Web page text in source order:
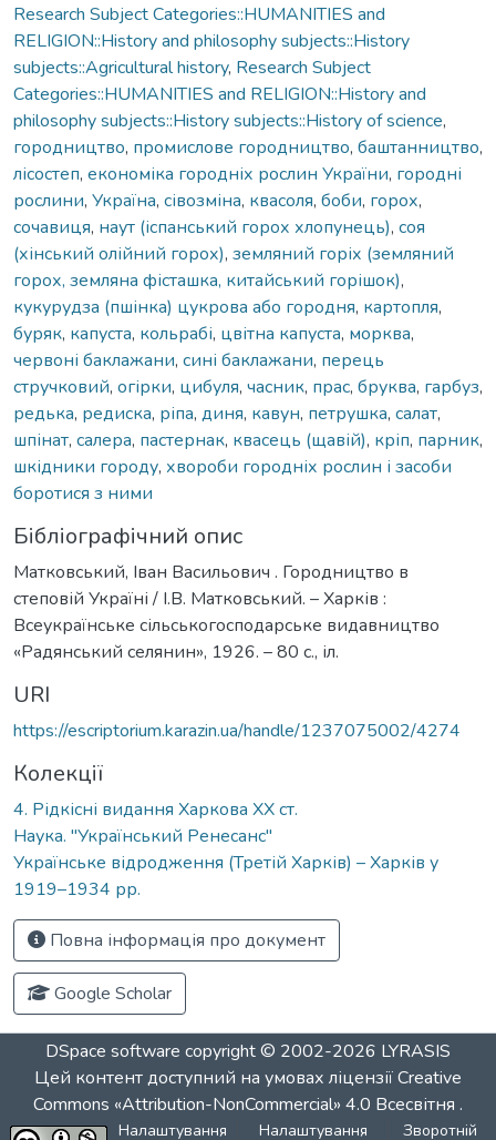
Research Subject Categories::HUMANITIES and
RELIGION::History and philosophy subjects::History
subjects::Agricultural history, Research Subject
Categories::HUMANITIES and RELIGION::History and
philosophy subjects::History subjects::History of science,
городництво, промислове городництво, баштанництво,
лісостеп, економіка городніх рослин України, городні
рослини, Україна, сівозміна, квасоля, боби, горох,
сочавиця, наут (іспанський горох хлопунець), соя
(хінський олійний горох), земляний горіх (земляний
горох, земляна фісташка, китайський горішок),
кукурудза (пшінка) цукрова або городня, картопля,
буряк, капуста, кольрабі, цвітна капуста, морква,
червоні баклажани, сині баклажани, перець
стручковий, огірки, цибуля, часник, прас, бруква, гарбуз,
редька, редиска, ріпа, диня, кавун, петрушка, салат,
шпінат, салера, пастернак, квасець (щавій), кріп, парник,
шкідники городу, хвороби городніх рослин і засоби
боротися з ними
Бібліографічний опис
Матковський, Іван Васильович . Городництво в
степовій Україні / І.В. Матковський. – Харків :
Всеукраїнське сільськогосподарське видавництво
«Радянський селянин», 1926. – 80 с., іл.
URI
https://escriptorium.karazin.ua/handle/1237075002/4274
Колекції
4. Рідкісні видання Харкова ХХ ст.
Наука. "Український Ренесанс"
Українське відродження (Третій Харків) – Харків у
1919–1934 рр.
Повна інформація про документ
Google Scholar
DSpace software copyright © 2002-2026 LYRASIS
Цей контент доступний на умовах ліцензіїCreative
Commons «Attribution-NonCommercial» 4.0 Всесвітня .
Налаштування Налаштування Зворотній